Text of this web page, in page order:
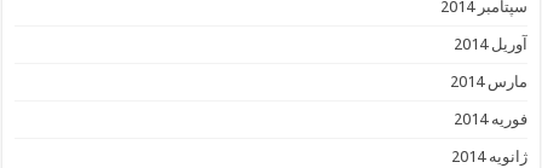
سپتامبر 2014
آوریل 2014
مارس 2014
فوریه 2014
ژانویه 2014